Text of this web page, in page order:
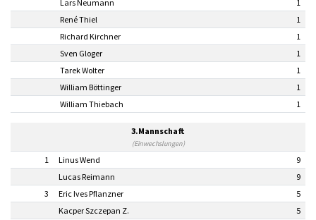
Lars Neumann
1
René Thiel
1
Richard Kirchner
1
Sven Gloger
1
Tarek Wolter
1
William Böttinger
1
William Thiebach
1
3.Mannschaft
(Einwechslungen)
1 Linus Wend
9
Lucas Reimann
9
3
Eric Ives Pflanzner
5
Kacper Szczepan Z.
5